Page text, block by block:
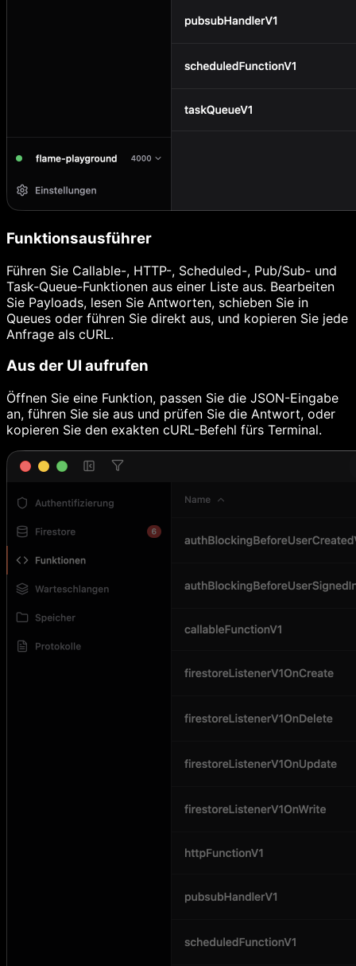
Funktionsausführer
Führen Sie Callable-, HTTP-, Scheduled-, Pub/Sub- und
Task-Queue-Funktionen aus einer Liste aus. Bearbeiten
Sie Payloads, lesen Sie Antworten, schieben Sie in
Queues oder führen Sie direkt aus, und kopieren Sie jede
Anfrage als cURL.
Aus der UI aufrufen
Öffnen Sie eine Funktion, passen Sie die JSON-Eingabe
an, führen Sie sie aus und prüfen Sie die Antwort, oder
kopieren Sie den exakten cURL-Befehl fürs Terminal.